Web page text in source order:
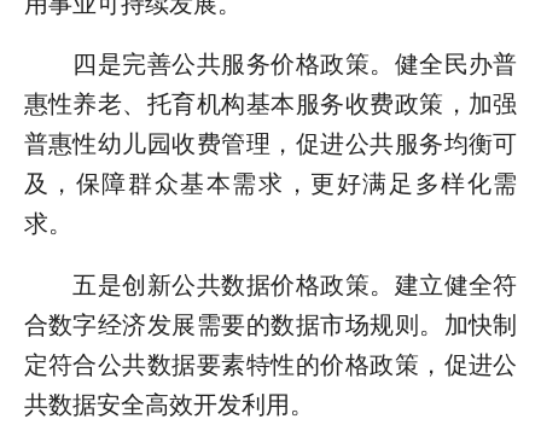
四是完善公共服务价格政策。健全民办普
惠性养老、托育机构基本服务收费政策，加强
普惠性幼儿园收费管理，促进公共服务均衡可
及，保障群众基本需求，更好满足多样化需
求。
五是创新公共数据价格政策。建立健全符
合数字经济发展需要的数据市场规则。加快制
定符合公共数据要素特性的价格政策，促进公
共数据安全高效开发利用。